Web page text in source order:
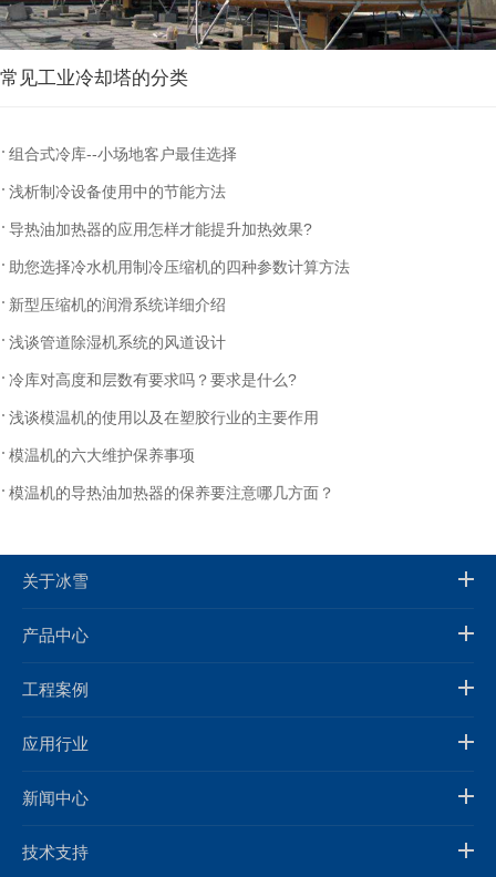
常见工业冷却塔的分类
组合式冷库--小场地客户最佳选择
浅析制冷设备使用中的节能方法
导热油加热器的应用怎样才能提升加热效果?
助您选择冷水机用制冷压缩机的四种参数计算方法
新型压缩机的润滑系统详细介绍
浅谈管道除湿机系统的风道设计
冷库对高度和层数有要求吗？要求是什么?
浅谈模温机的使用以及在塑胶行业的主要作用
模温机的六大维护保养事项
模温机的导热油加热器的保养要注意哪几方面？
关于冰雪
产品中心
工程案例
应用行业
新闻中心
技术支持